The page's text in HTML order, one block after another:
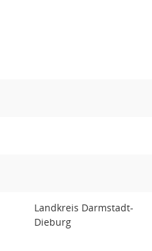
Landkreis Darmstadt-
Dieburg